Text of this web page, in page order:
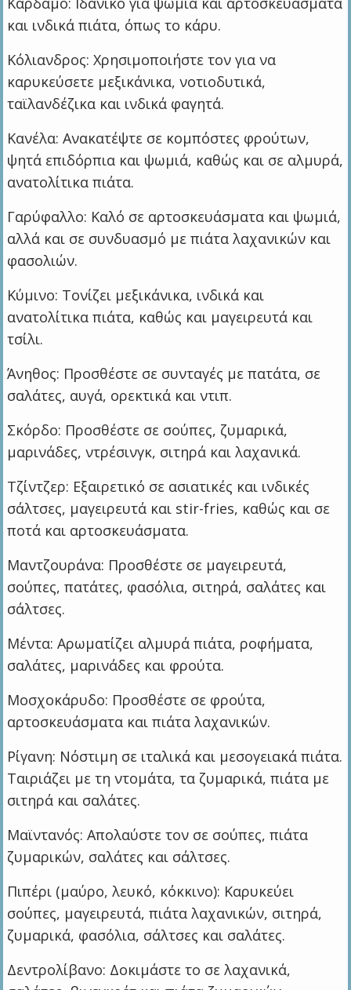
και ινδικά πιάτα, όπως το κάρυ.
Κόλιανδρος: Χρησιμοποιήστε τον για να
καρυκεύσετε μεξικάνικα, νοτιοδυτικά,
ταϊλανδέζικα και ινδικά φαγητά.
Κανέλα: Ανακατέψτε σε κομπόστες φρούτων,
ψητά επιδόρπια και ψωμιά, καθώς και σε αλμυρά,
ανατολίτικα πιάτα.
Γαρύφαλλο: Καλό σε αρτοσκευάσματα και ψωμιά,
αλλά και σε συνδυασμό με πιάτα λαχανικών και
φασολιών.
Κύμινο: Τονίζει μεξικάνικα, ινδικά και
ανατολίτικα πιάτα, καθώς και μαγειρευτά και
τσίλι.
Άνηθος: Προσθέστε σε συνταγές με πατάτα, σε
σαλάτες, αυγά, ορεκτικά και ντιπ.
Σκόρδο: Προσθέστε σε σούπες, ζυμαρικά,
μαρινάδες, ντρέσινγκ, σιτηρά και λαχανικά.
Τζίντζερ: Εξαιρετικό σε ασιατικές και ινδικές
σάλτσες, μαγειρευτά και stir-fries, καθώς και σε
ποτά και αρτοσκευάσματα.
Μαντζουράνα: Προσθέστε σε μαγειρευτά,
σούπες, πατάτες, φασόλια, σιτηρά, σαλάτες και
σάλτσες.
Μέντα: Αρωματίζει αλμυρά πιάτα, ροφήματα,
σαλάτες, μαρινάδες και φρούτα.
Μοσχοκάρυδο: Προσθέστε σε φρούτα,
αρτοσκευάσματα και πιάτα λαχανικών.
Ρίγανη: Νόστιμη σε ιταλικά και μεσογειακά πιάτα.
Ταιριάζει με τη ντομάτα, τα ζυμαρικά, πιάτα με
σιτηρά και σαλάτες.
Μαϊντανός: Απολαύστε τον σε σούπες, πιάτα
ζυμαρικών, σαλάτες και σάλτσες.
Πιπέρι (μαύρο, λευκό, κόκκινο): Καρυκεύει
σούπες, μαγειρευτά, πιάτα λαχανικών, σιτηρά,
ζυμαρικά, φασόλια, σάλτσες και σαλάτες.
Δεντρολίβανο: Δοκιμάστε το σε λαχανικά,